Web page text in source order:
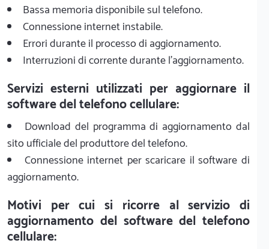
Bassa memoria disponibile sul telefono.
Connessione internet instabile.
Errori durante il processo di aggiornamento.
Interruzioni di corrente durante l'aggiornamento.
Servizi esterni utilizzati per aggiornare il
software del telefono cellulare:
Download del programma di aggiornamento dal
sito ufficiale del produttore del telefono.
Connessione internet per scaricare il software di
aggiornamento.
Motivi per cui si ricorre al servizio di
aggiornamento del software del telefono
cellulare: